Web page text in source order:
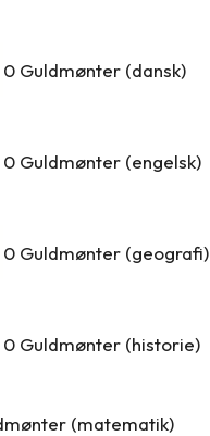
0 Guldmønter (dansk)
0 Guldmønter (engelsk)
0 Guldmønter (geografi)
0 Guldmønter (historie)
(matematik)